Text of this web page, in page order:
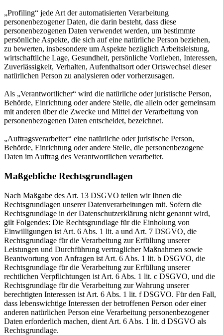
„Profiling“ jede Art der automatisierten Verarbeitung
personenbezogener Daten, die darin besteht, dass diese
personenbezogenen Daten verwendet werden, um bestimmte
persönliche Aspekte, die sich auf eine natürliche Person beziehen,
zu bewerten, insbesondere um Aspekte bezüglich Arbeitsleistung,
wirtschaftliche Lage, Gesundheit, persönliche Vorlieben, Interessen,
Zuverlässigkeit, Verhalten, Aufenthaltsort oder Ortswechsel dieser
natürlichen Person zu analysieren oder vorherzusagen.
Als „Verantwortlicher“ wird die natürliche oder juristische Person,
Behörde, Einrichtung oder andere Stelle, die allein oder gemeinsam
mit anderen über die Zwecke und Mittel der Verarbeitung von
personenbezogenen Daten entscheidet, bezeichnet.
„Auftragsverarbeiter“ eine natürliche oder juristische Person,
Behörde, Einrichtung oder andere Stelle, die personenbezogene
Daten im Auftrag des Verantwortlichen verarbeitet.
Maßgebliche Rechtsgrundlagen
Nach Maßgabe des Art. 13 DSGVO teilen wir Ihnen die
Rechtsgrundlagen unserer Datenverarbeitungen mit. Sofern die
Rechtsgrundlage in der Datenschutzerklärung nicht genannt wird,
gilt Folgendes: Die Rechtsgrundlage für die Einholung von
Einwilligungen ist Art. 6 Abs. 1 lit. a und Art. 7 DSGVO, die
Rechtsgrundlage für die Verarbeitung zur Erfüllung unserer
Leistungen und Durchführung vertraglicher Maßnahmen sowie
Beantwortung von Anfragen ist Art. 6 Abs. 1 lit. b DSGVO, die
Rechtsgrundlage für die Verarbeitung zur Erfüllung unserer
rechtlichen Verpflichtungen ist Art. 6 Abs. 1 lit. c DSGVO, und die
Rechtsgrundlage für die Verarbeitung zur Wahrung unserer
berechtigten Interessen ist Art. 6 Abs. 1 lit. f DSGVO. Für den Fall,
dass lebenswichtige Interessen der betroffenen Person oder einer
anderen natürlichen Person eine Verarbeitung personenbezogener
Daten erforderlich machen, dient Art. 6 Abs. 1 lit. d DSGVO als
Rechtsgrundlage.